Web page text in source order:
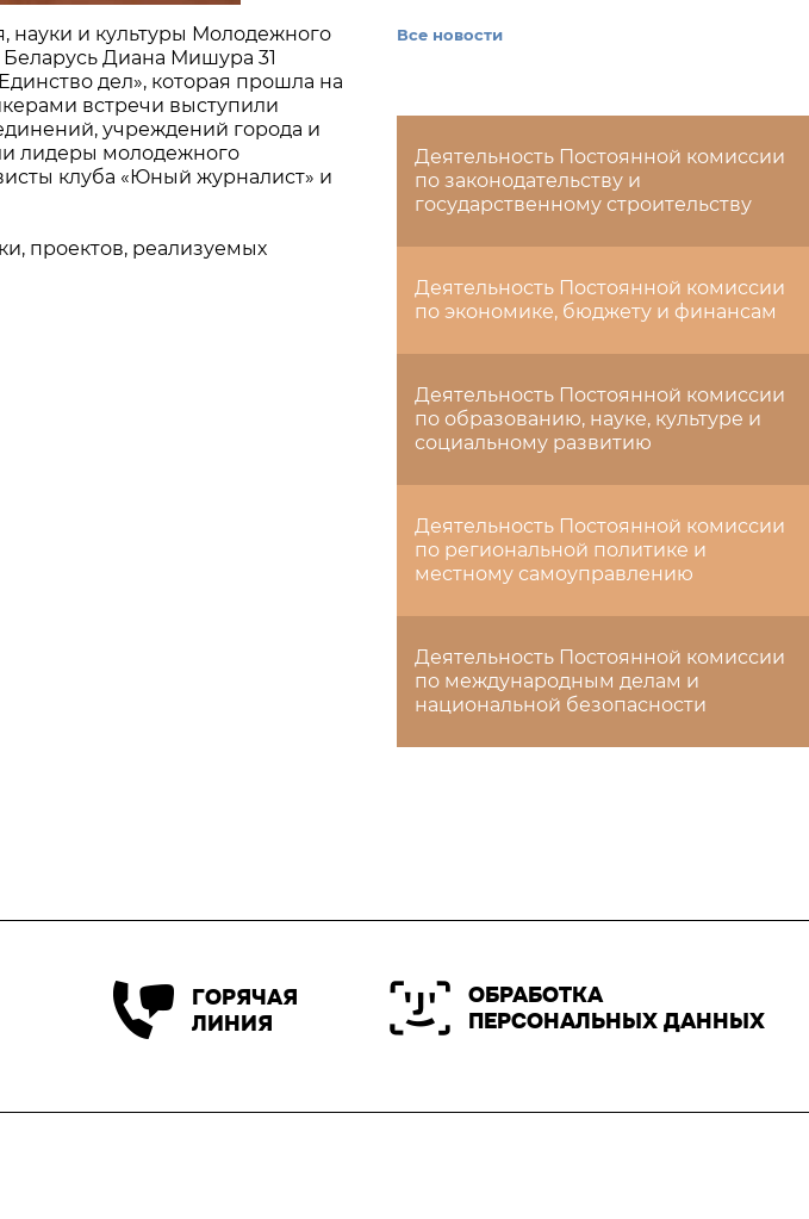
науки и культуры Молодежного
Диана Мишура 31
дел», которая прошла на
встречи выступили
учреждений города и
лидеры молодежного
клуба «Юный журналист» и
проектов, реализуемых
Все новости
Деятельность Постоянной комиссии
по законодательству и
государственному строительству
Деятельность Постоянной комиссии
по экономике, бюджету и финансам
Деятельность Постоянной комиссии
по образованию, науке, культуре и
социальному развитию
Деятельность Постоянной комиссии
по региональной политике и
местному самоуправлению
Деятельность Постоянной комиссии
по международным делам и
национальной безопасности
ГОРЯЧАЯ
ЛИНИЯ
ОБРАБОТКА
ПЕРСОНАЛЬНЫХ ДАННЫХ